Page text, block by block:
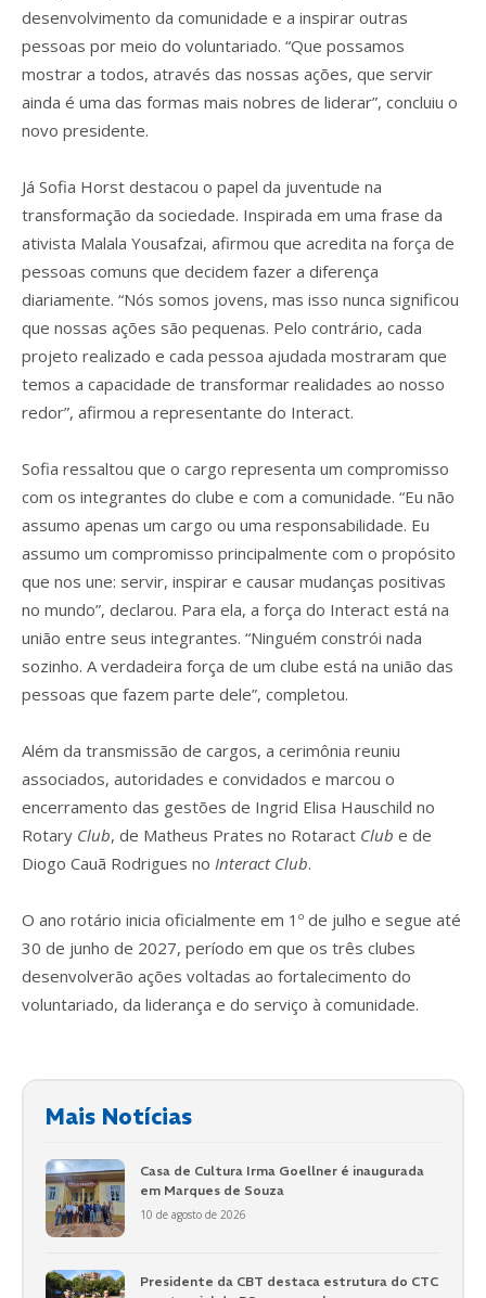
desenvolvimento da comunidade e a inspirar outras
pessoas por meio do voluntariado. “Que possamos
mostrar a todos, através das nossas ações, que servir
ainda é uma das formas mais nobres de liderar”, concluiu o
novo presidente.
Já Sofia Horst destacou o papel da juventude na
transformação da sociedade. Inspirada em uma frase da
ativista Malala Yousafzai, afirmou que acredita na força de
pessoas comuns que decidem fazer a diferença
diariamente. “Nós somos jovens, mas isso nunca significou
que nossas ações são pequenas. Pelo contrário, cada
projeto realizado e cada pessoa ajudada mostraram que
temos a capacidade de transformar realidades ao nosso
redor”, afirmou a representante do Interact.
Sofia ressaltou que o cargo representa um compromisso
com os integrantes do clube e com a comunidade. “Eu não
assumo apenas um cargo ou uma responsabilidade. Eu
assumo um compromisso principalmente com o propósito
que nos une: servir, inspirar e causar mudanças positivas
no mundo”, declarou. Para ela, a força do Interact está na
união entre seus integrantes. “Ninguém constrói nada
sozinho. A verdadeira força de um clube está na união das
pessoas que fazem parte dele”, completou.
Além da transmissão de cargos, a cerimônia reuniu
associados, autoridades e convidados e marcou o
encerramento das gestões de Ingrid Elisa Hauschild no
Rotary Club, de Matheus Prates no Rotaract Club e de
Diogo Cauã Rodrigues no Interact Club.
O ano rotário inicia oficialmente em 1º de julho e segue até
30 de junho de 2027, período em que os três clubes
desenvolverão ações voltadas ao fortalecimento do
voluntariado, da liderança e do serviço à comunidade.
Mais Notícias
Casa de Cultura Irma Goellner é inaugurada
em Marques de Souza
10 de agosto de 2026
Presidente da CBT destaca estrutura do CTC